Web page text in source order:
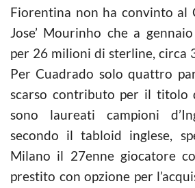
Fiorentina non ha convinto al
Jose’ Mourinho che a
per 26 milioni di sterline, circa
Per Cuadrado solo quattro
scarso contributo per il titolo
sono laureati campioni
secondo il tabloid inglese,
Milano il 27enne giocatore
prestito con opzione per